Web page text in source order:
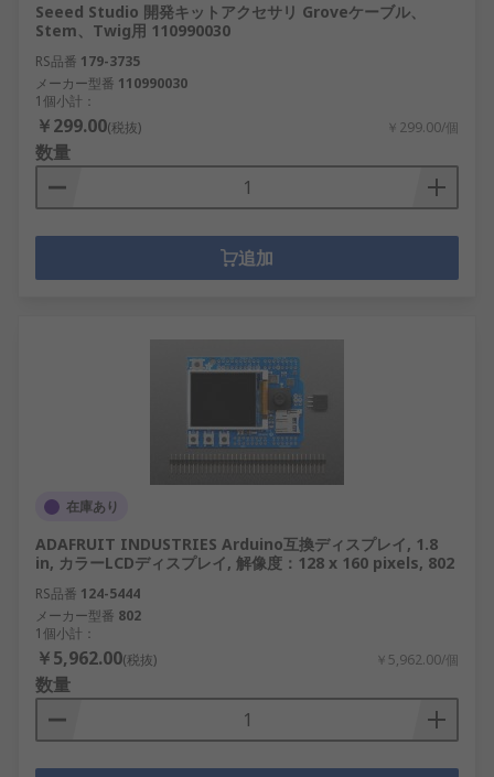
Seeed Studio 開発キットアクセサリ Groveケーブル、
Stem、Twig用 110990030
RS品番 179-3735
メーカー型番 110990030
1個小計：
￥299.00(税抜) ￥299.00/個
数量
追加
在庫あり
ADAFRUIT INDUSTRIES Arduino互換ディスプレイ, 1.8
in, カラーLCDディスプレイ, 解像度：128 x 160 pixels, 802
RS品番 124-5444
メーカー型番 802
1個小計：
￥5,962.00(税抜) ￥5,962.00/個
数量